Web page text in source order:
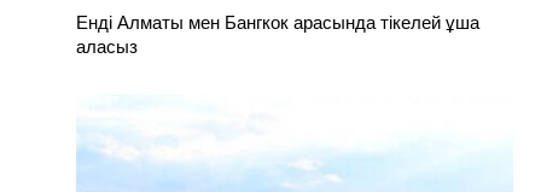
Енді Алматы мен Бангкок арасында тікелей ұша
аласыз